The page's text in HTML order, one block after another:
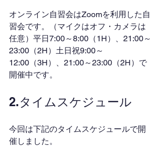
オンライン自習会はZoomを利用した自
習会です。（マイクはオフ・カメラは
任意）平日7:00～8:00（1H）、21:00～
23:00（2H）土日祝9:00～
12:00（3H）、21:00～23:00（2H）で
開催中です。
2.タイムスケジュール
今回は下記のタイムスケジュールで開
催しました。